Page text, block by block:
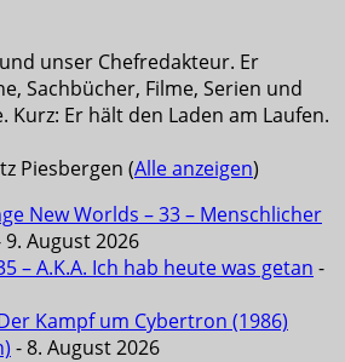
unser Chefredakteur. Er
Sachbücher, Filme, Serien und
Kurz: Er hält den Laden am Laufen.
Piesbergen (Alle anzeigen)
New Worlds – 33 – Menschlicher
9. August 2026
– A.K.A. Ich hab heute was getan -
Kampf um Cybertron (1986)
- 8. August 2026